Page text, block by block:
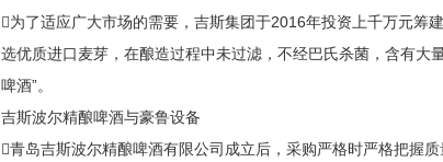
为了适应广大市场的需要，吉斯集团于2016年投资上千万元筹
选优质进口麦芽，在酿造过程中未过滤，不经巴氏杀菌，含有大
啤酒”。
吉斯波尔精酿啤酒与豪鲁设备
青岛吉斯波尔精酿啤酒有限公司成立后，采购严格时严格把握